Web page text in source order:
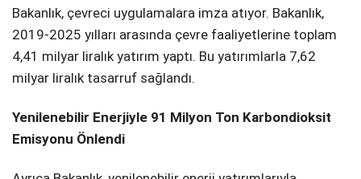
Bakanlık, çevreci uygulamalara imza atıyor. Bakanlık,
2019-2025 yılları arasında çevre faaliyetlerine toplam
4,41 milyar liralık yatırım yaptı. Bu yatırımlarla 7,62
milyar liralık tasarruf sağlandı.
Yenilenebilir Enerjiyle 91 Milyon Ton Karbondioksit
Emisyonu Önlendi